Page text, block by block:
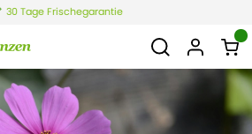
4,4 von 6.021 Bewertungen